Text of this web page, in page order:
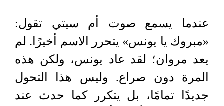
عندما يسمع صوت أم سيتي تقول:
«مبروك يا يونس» يتحرر الاسم أخيرًا. لم
يعد مروان؛ لقد عاد يونس، ولكن هذه
المرة دون صراع. وليس هذا التحول
جديدًا تمامًا، بل يتكرر كما حدث عند